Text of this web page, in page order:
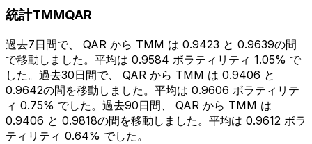
統計TMMQAR
過去7日間で、 QAR から TMM は 0.9423 と 0.9639の間
で移動しました。平均は 0.9584 ボラティリティ 1.05% で
した。過去30日間で、 QAR から TMM は 0.9406 と
0.9642の間を移動しました。平均は 0.9606 ボラティリテ
ィ 0.75% でした。過去90日間、 QAR から TMM は
0.9406 と 0.9818の間を移動しました。平均は 0.9612 ボラ
ティリティ 0.64% でした。